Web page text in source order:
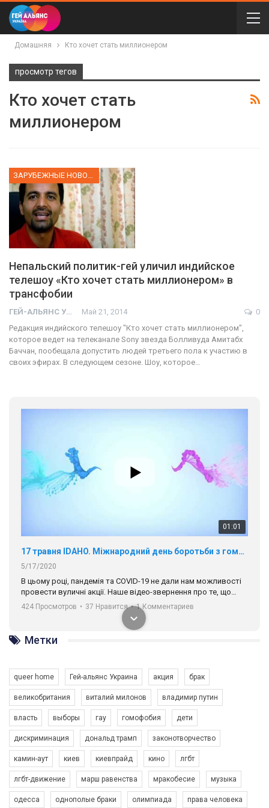
Домашняя Кто хочет стать миллионером
просмотр тегов
Кто хочет стать
миллионером
Непальский политик-гей уличил индийское
телешоу «Кто хочет стать миллионером» в
трансфобии
ГЕЙ-АЛЬЯНС УКРАИНА Май 21, 2014
0
Редакция индийского телешоу "Кто хочет стать миллионером",
которое ведет на телеканале Sony звезда Болливуда Амитабх
Баччан, пообещала допустить людей третьего пола к участию в
своих эфирах. В следующем сезоне. Шоу, которое…
01:01
17 травня IDAHO. Міжнародний день боротьби з гомофобією трансфобією і біфобія.
5/17/2020
В цьому році, пандемія та COVІD-19 не дали нам можливості
провести вуличні акції. Наше відео-звернення про те, що
навіть коли ми у різних містах та не можемо зустрінеться, ми
разом. Ми закликаємо всіх хто поділяє цінності рівності та
солідарності, приєднатися до нас. Регіональні підрозділи
ГАУ є в 16 областях України.
Разом наш голос лунає гучніше!
424 Просмотров • 37 Нравится • 1 Комментариев
Зупинимо насильство проти ЛГБТ в Україні! Stop violence against LGBT in Ukraine!
6/30/2017
Метки
queer home Гей-альянс Украина акция брак
великобритания виталий милонов владимир путин
власть выборы гау гомофобия дети
дискриминация дональд трамп законотворчество
камин-аут киев киевпрайд кино лгбт
лгбт-движение марш равенства мракобесие музыка
одесса однополые браки олимпиада права человека